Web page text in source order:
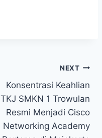
NEXT
Konsentrasi Keahlian
TKJ SMKN 1 Trowulan
Resmi Menjadi Cisco
Networking Academy